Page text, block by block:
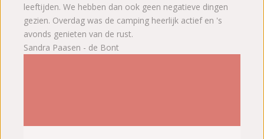
leeftijden. We hebben dan ook geen negatieve dingen
gezien. Overdag was de camping heerlijk actief en 's
avonds genieten van de rust.
Sandra Paasen - de Bont